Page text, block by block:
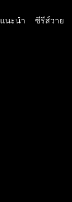
แนะนำ ซีรีส์วาย